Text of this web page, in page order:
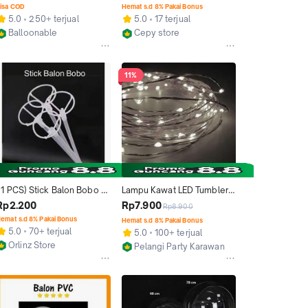
COD
5.0
250+ terjual
Balloonable
Bening Perpack Isi 50
Hemat s.d 8% Pakai Bonus
5.0
17 terjual
Cepy store
PCS) Stick Balon Bobo /
Besar
s.d 8% Pakai Bonus
5.0
70+ terjual
Orlinz Store
11%
Lampu Kawat LED Tumbler
Hias Balon PVC Bobo Buket
Rp7.900Rp8.900
Hemat s.d 8% Pakai Bonus
5.0
100+ terjual
Pelangi Party Karawang